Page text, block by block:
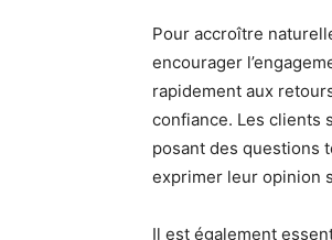
Pour accroître
encourager
rapidement aux
confiance. Les clients
posant des questions
exprimer leur opinion
Il est également